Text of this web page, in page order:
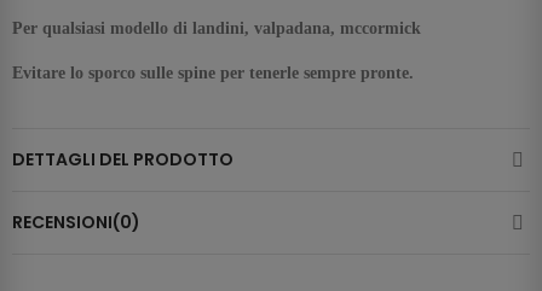
Per qualsiasi modello di landini, valpadana, mccormick
Evitare lo sporco sulle spine per tenerle sempre pronte.
DETTAGLI DEL PRODOTTO
RECENSIONI(0)